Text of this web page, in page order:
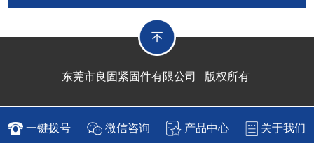
东莞市良固紧固件有限公司 版权所有
一键拨号 微信咨询 产品中心 关于我们